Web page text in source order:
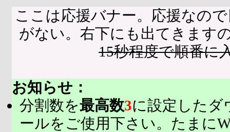
ここは応援バナー。応援なの
がない。右下にも出てきます
15秒程度で順番に
お知らせ：
分割数を最高数3に設定したダ
ールをご使用下さい。たまに